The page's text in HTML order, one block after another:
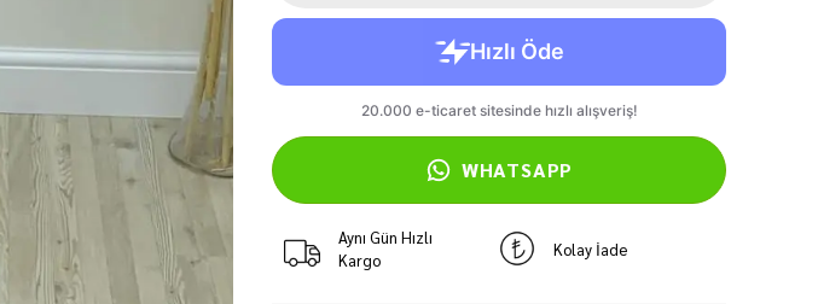
WHATSAPP
Aynı Gün Hızlı
Kargo
Kolay İade